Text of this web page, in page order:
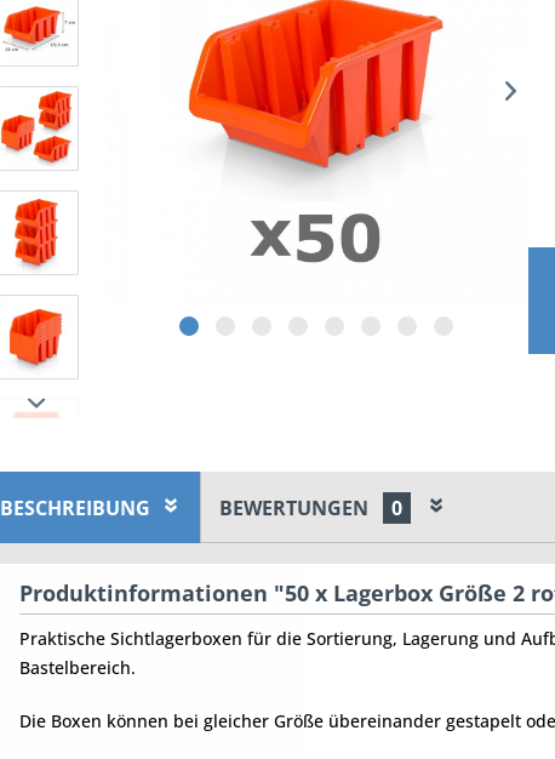
BESCHREIBUNG BEWERTUNGEN 0
Produktinformationen "50 x Lagerbox Größe 2
Praktische Sichtlagerboxen für die Sortierung, Lagerung und
Bastelbereich.
Die Boxen können bei gleicher Größe übereinander gestapelt